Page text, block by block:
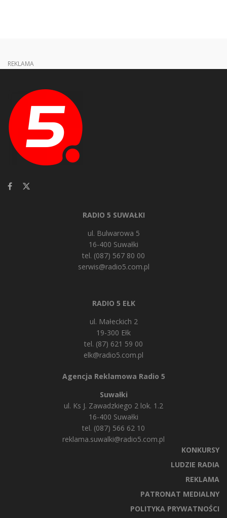
REKLAMA
RADIO 5 SUWAŁKI
ul. Bulwarowa 5
16-400 Suwałki
tel. (087) 567 80 00
serwis@radio5.com.pl
RADIO 5 EŁK
ul. Małeckich 2
19-300 Ełk
tel. (87) 621 59 00
elk@radio5.com.pl
Agencja Reklamowa Radio 5
Suwałki
ul. Ks J. Zawadzkiego 2 lok. 1.2
16-400 Suwałki
tel. (087) 566 62 10
reklama.suwalki@radio5.com.pl
KONKURSY
LUDZIE RADIA
REKLAMA
PATRONAT MEDIALNY
POLITYKA PRYWATNOŚCI